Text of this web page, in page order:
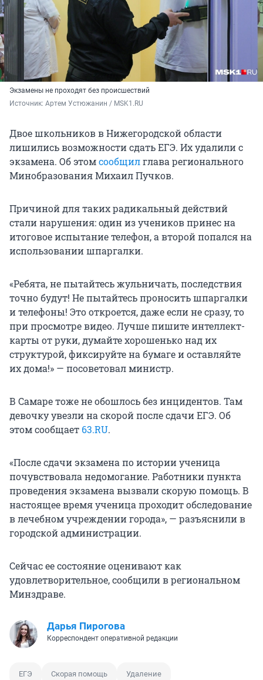
Экзамены не проходят без происшествий
Источник: Артем Устюжанин / MSK1.RU
Двое школьников в Нижегородской области
лишились возможности сдать ЕГЭ. Их удалили с
экзамена. Об этомсообщилглава регионального
Минобразования Михаил Пучков.
Причиной для таких радикальный действий
стали нарушения: один из учеников принес на
итоговое испытание телефон, а второй попался на
использовании шпаргалки.
«Ребята, не пытайтесь жульничать, последствия
точно будут! Не пытайтесь проносить шпаргалки
и телефоны! Это откроется, даже если не сразу, то
при просмотре видео. Лучше пишите интеллект-
карты от руки, думайте хорошенько над их
структурой, фиксируйте на бумаге и оставляйте
их дома!» — посоветовал министр.
В Самаре тоже не обошлось без инцидентов. Там
девочку увезли на скорой после сдачи ЕГЭ. Об
этом сообщает 63.RU.
«После сдачи экзамена по истории ученица
почувствовала недомогание. Работники пункта
проведения экзамена вызвали скорую помощь. В
настоящее время ученица проходит обследование
в лечебном учреждении города», — разъяснили в
городской администрации.
Сейчас ее состояние оценивают как
удовлетворительное, сообщили в региональном
Минздраве.
Дарья Пирогова
Корреспондент оперативной редакции
ЕГЭ Скорая помощь Удаление